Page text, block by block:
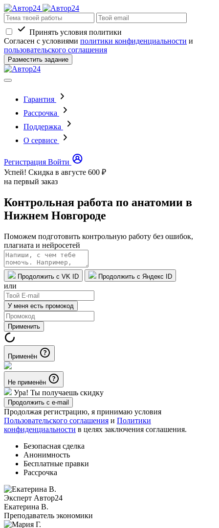
Принять условия политики
Согласен с условиями политики конфиденциальности и
пользовательского соглашения
Разместить задание
Гарантия
Рассрочка
Поддержка
О сервисе
Регистрация Войти
Успей! Скидка в августе 600 ₽
на первый заказ
Контрольная работа по анатомии в
Нижнем Новгороде
Поможем подготовить контрольную работу без ошибок,
плагиата и нейросетей
Продолжить с VK ID Продолжить с Яндекс ID
или
У меня есть промокод
Применить
Применён
Не применён
Ура! Ты получаешь скидку
Продолжить с e-mail
Продолжая регистрацию, я принимаю условия
Пользовательского соглашения и Политики
конфиденциальности в целях заключения соглашения.
Безопасная сделка
Анонимность
Бесплатные правки
Рассрочка
Эксперт Автор24
Екатерина B.
Преподаватель экономики